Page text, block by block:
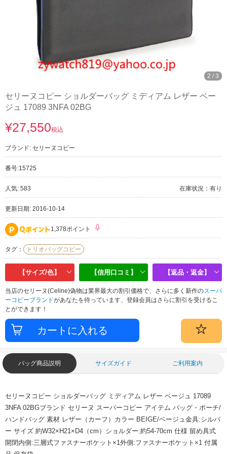
3 / 3
セリーヌコピー ショルダーバッグ ミディアム レザー ベー
ジュ 17089 3NFA 02BG
¥27,550税込
ブランド: セリーヌコピー
番号:15725
人気: 583 在庫状況：有り
更新日期: 2016-10-14
1,378ポイント
タグ： トリオバッグコピー
【サイズ/色】 【信用口コミ】 【返品・返金】
当店のセリーヌ(Celine)偽物は業界最大の割引価格で、さらに多く新作のスーパ
ーコピーブランドがあなたを待っています、登録会員はさらに割引を受けるこ
とができます！
バッグ商品説明 サイズガイド ご利用案内
セリーヌコピー ショルダーバッグ ミディアム レザー ベージュ 17089
3NFA 02BGブランド セリーヌ スーパーコピー アイテム バッグ・ポーチ/
ハンドバッグ 素材 レザー（カーフ）カラー BEIGE/ベージュ金具:シルバ
ー サイズ 約W32×H21×D4（cm）ショルダー:約54-70cm 仕様 留め具式
開閉内側:三層式ファスナーポケット×1外側:ファスナーポケット×1 付属